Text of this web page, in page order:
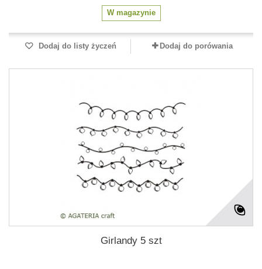
W magazynie
Dodaj do listy życzeń Dodaj do porówania
Girlandy 5 szt